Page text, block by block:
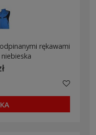
rękawami